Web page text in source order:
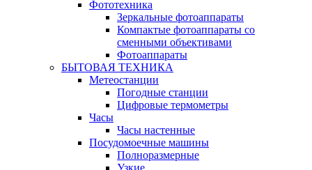
Фототехника
Зеркальные фотоаппараты
Компактые фотоаппараты со
сменными объективами
Фотоаппараты
БЫТОВАЯ ТЕХНИКА
Метеостанции
Погодные станции
Цифровые термометры
Часы
Часы настенные
Посудомоечные машины
Полноразмерные
Узкие